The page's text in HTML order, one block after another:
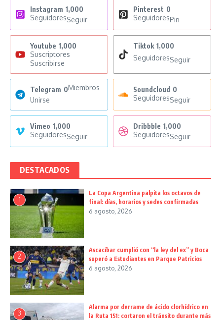
Instagram 1,000
SeguidoresSeguir
Pinterest 0
SeguidoresPin
Youtube 1,000
Suscriptores
Suscribirse
Tiktok 1,000
SeguidoresSeguir
Telegram 0Miembros
Unirse
Soundcloud 0
SeguidoresSeguir
Vimeo 1,000
SeguidoresSeguir
Dribbble 1,000
SeguidoresSeguir
DESTACADOS
1
La Copa Argentina palpita los octavos de
final: días, horarios y sedes confirmadas
6 agosto, 2026
2
Ascacíbar cumplió con “la ley del ex” y Boca
superó a Estudiantes en Parque Patricios
6 agosto, 2026
3
Alarma por derrame de ácido clorhídrico en
la Ruta 151: cortaron el tránsito durante más